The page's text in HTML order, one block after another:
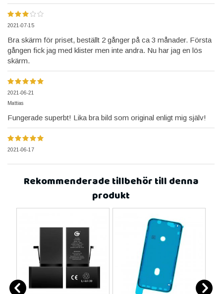
2021-07-15
Bra skärm för priset, beställt 2 gånger på ca 3 månader. Första
gången fick jag med klister men inte andra. Nu har jag en lös
skärm.
2021-06-21
Mattias
Fungerade superbt! Lika bra bild som original enligt mig själv!
2021-06-17
Rekommenderade tillbehör till denna
produkt